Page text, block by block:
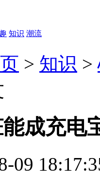
知识 潮流
> 知识 >
成充电
09